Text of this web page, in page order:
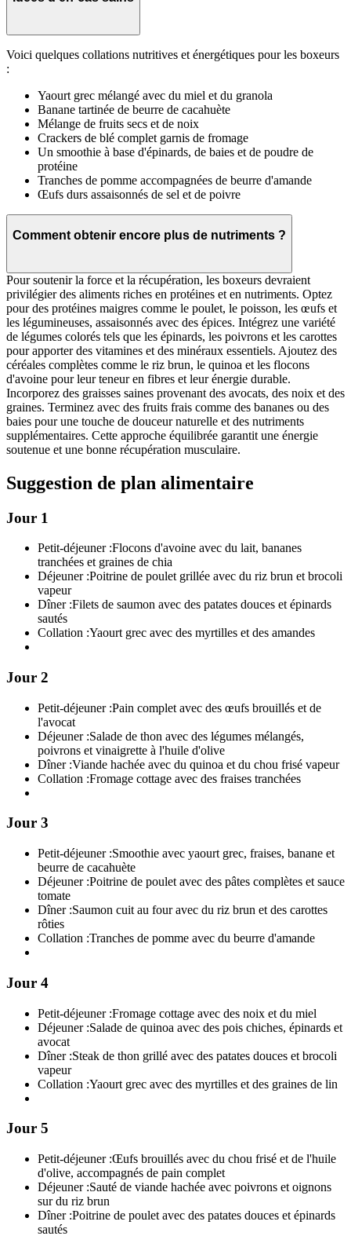
Voici quelques collations nutritives et énergétiques pour les boxeurs
:
Yaourt grec mélangé avec du miel et du granola
Banane tartinée de beurre de cacahuète
Mélange de fruits secs et de noix
Crackers de blé complet garnis de fromage
Un smoothie à base d'épinards, de baies et de poudre de
protéine
Tranches de pomme accompagnées de beurre d'amande
Œufs durs assaisonnés de sel et de poivre
Comment obtenir encore plus de nutriments ?
Pour soutenir la force et la récupération, les boxeurs devraient
privilégier des aliments riches en protéines et en nutriments. Optez
pour des protéines maigres comme le poulet, le poisson, les œufs et
les légumineuses, assaisonnés avec des épices. Intégrez une variété
de légumes colorés tels que les épinards, les poivrons et les carottes
pour apporter des vitamines et des minéraux essentiels. Ajoutez des
céréales complètes comme le riz brun, le quinoa et les flocons
d'avoine pour leur teneur en fibres et leur énergie durable.
Incorporez des graisses saines provenant des avocats, des noix et des
graines. Terminez avec des fruits frais comme des bananes ou des
baies pour une touche de douceur naturelle et des nutriments
supplémentaires. Cette approche équilibrée garantit une énergie
soutenue et une bonne récupération musculaire.
Suggestion de plan alimentaire
Jour 1
Petit-déjeuner :Flocons d'avoine avec du lait, bananes
tranchées et graines de chia
Déjeuner :Poitrine de poulet grillée avec du riz brun et brocoli
vapeur
Dîner :Filets de saumon avec des patates douces et épinards
sautés
Collation :Yaourt grec avec des myrtilles et des amandes
Jour 2
Petit-déjeuner :Pain complet avec des œufs brouillés et de
l'avocat
Déjeuner :Salade de thon avec des légumes mélangés,
poivrons et vinaigrette à l'huile d'olive
Dîner :Viande hachée avec du quinoa et du chou frisé vapeur
Collation :Fromage cottage avec des fraises tranchées
Jour 3
Petit-déjeuner :Smoothie avec yaourt grec, fraises, banane et
beurre de cacahuète
Déjeuner :Poitrine de poulet avec des pâtes complètes et sauce
tomate
Dîner :Saumon cuit au four avec du riz brun et des carottes
rôties
Collation :Tranches de pomme avec du beurre d'amande
Jour 4
Petit-déjeuner :Fromage cottage avec des noix et du miel
Déjeuner :Salade de quinoa avec des pois chiches, épinards et
avocat
Dîner :Steak de thon grillé avec des patates douces et brocoli
vapeur
Collation :Yaourt grec avec des myrtilles et des graines de lin
Jour 5
Petit-déjeuner :Œufs brouillés avec du chou frisé et de l'huile
d'olive, accompagnés de pain complet
Déjeuner :Sauté de viande hachée avec poivrons et oignons
sur du riz brun
Dîner :Poitrine de poulet avec des patates douces et épinards
sautés